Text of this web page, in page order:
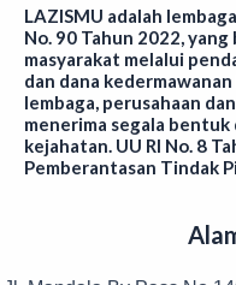
LAZISMU adalah
No. 90 Tahun 2022,
masyarakat melalui
dan dana
lembaga, perusahaan
menerima segala
kejahatan. UU RI No. 8
Pemberantasan Tindak